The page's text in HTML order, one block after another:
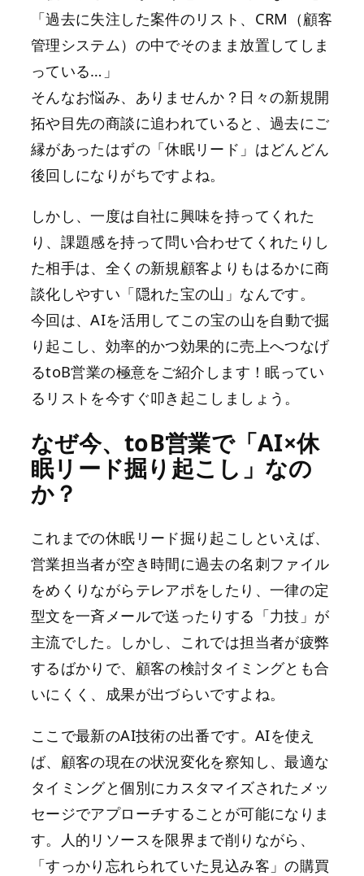
「過去に失注した案件のリスト、CRM（顧客
管理システム）の中でそのまま放置してしま
っている…」
そんなお悩み、ありませんか？日々の新規開
拓や目先の商談に追われていると、過去にご
縁があったはずの「休眠リード」はどんどん
後回しになりがちですよね。
しかし、一度は自社に興味を持ってくれた
り、課題感を持って問い合わせてくれたりし
た相手は、全くの新規顧客よりもはるかに商
談化しやすい「隠れた宝の山」なんです。
今回は、AIを活用してこの宝の山を自動で掘
り起こし、効率的かつ効果的に売上へつなげ
るtoB営業の極意をご紹介します！眠ってい
るリストを今すぐ叩き起こしましょう。
なぜ今、toB営業で「AI×休
眠リード掘り起こし」なの
か？
これまでの休眠リード掘り起こしといえば、
営業担当者が空き時間に過去の名刺ファイル
をめくりながらテレアポをしたり、一律の定
型文を一斉メールで送ったりする「力技」が
主流でした。しかし、これでは担当者が疲弊
するばかりで、顧客の検討タイミングとも合
いにくく、成果が出づらいですよね。
ここで最新のAI技術の出番です。AIを使え
ば、顧客の現在の状況変化を察知し、最適な
タイミングと個別にカスタマイズされたメッ
セージでアプローチすることが可能になりま
す。人的リソースを限界まで削りながら、
「すっかり忘れられていた見込み客」の購買